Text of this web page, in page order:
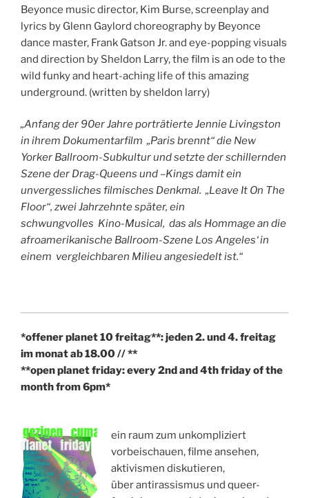
Beyonce music director, Kim Burse, screenplay and
lyrics by Glenn Gaylord choreography by Beyonce
dance master, Frank Gatson Jr. and eye-popping visuals
and direction by Sheldon Larry, the film is an ode to the
wild funky and heart-aching life of this amazing
underground. (written by sheldon larry)
„Anfang der 90er Jahre porträtierte Jennie Livingston
in ihrem Dokumentarfilm„Paris brennt“ die New
Yorker Ballroom-Subkultur und setzte der schillernden
Szene der Drag-Queens und –Kings damit ein
unvergessliches filmisches Denkmal.„Leave It On The
Floor“, zwei Jahrzehnte später, ein
schwungvolles Kino-Musical, das als Hommage an die
afroamerikanische Ballroom-Szene Los Angeles‘ in
einem vergleichbaren Milieu angesiedelt ist.“
*offener planet 10 freitag**: jeden 2. und 4. freitag
im monat ab 18.00 // **
**open planet friday: every 2nd and 4th friday of the
month from 6pm*
ein raum zum unkompliziert
vorbeischauen, filme ansehen,
aktivismen diskutieren,
über antirassismus und queer-